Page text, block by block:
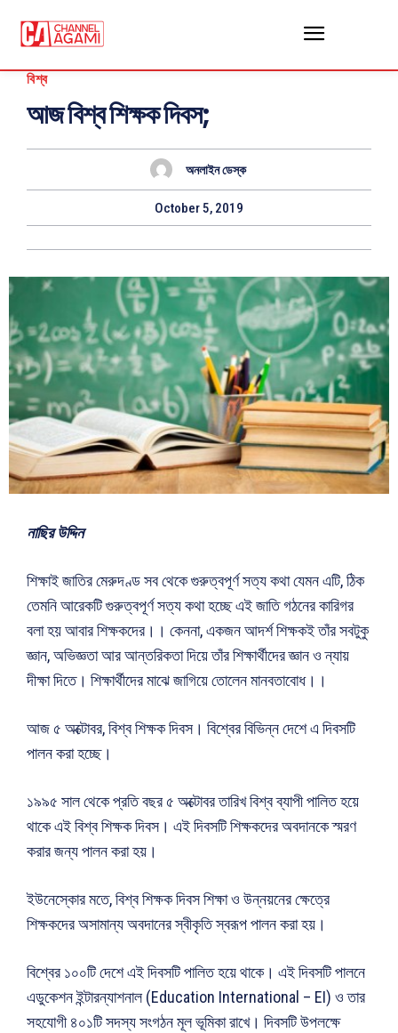
বিশ্ব
আজ বিশ্ব শিক্ষক দিবস;
অনলাইন ডেস্ক
October 5, 2019
নাছির উদ্দিন
শিক্ষাই জাতির মেরুদণ্ড সব থেকে গুরুত্বপূর্ণ সত্য কথা যেমন এটি, ঠিক
তেমনি আরেকটি গুরুত্বপূর্ণ সত্য কথা হচ্ছে এই জাতি গঠনের কারিগর
বলা হয় আবার শিক্ষকদের।। কেননা, একজন আদর্শ শিক্ষকই তাঁর সবটুকু
জ্ঞান, অভিজ্ঞতা আর আন্তরিকতা দিয়ে তাঁর শিক্ষার্থীদের জ্ঞান ও ন্যায়
দীক্ষা দিতে। শিক্ষার্থীদের মাঝে জাগিয়ে তোলেন মানবতাবোধ।।
আজ ৫ অক্টোবর, বিশ্ব শিক্ষক দিবস। বিশ্বের বিভিন্ন দেশে এ দিবসটি
পালন করা হচ্ছে।
১৯৯৫ সাল থেকে প্রতি বছর ৫ অক্টোবর তারিখ বিশ্ব ব্যাপী পালিত হয়ে
থাকে এই বিশ্ব শিক্ষক দিবস। এই দিবসটি শিক্ষকদের অবদানকে স্মরণ
করার জন্য পালন করা হয়।
ইউনেস্কোর মতে, বিশ্ব শিক্ষক দিবস শিক্ষা ও উন্নয়নের ক্ষেত্রে
শিক্ষকদের অসামান্য অবদানের স্বীকৃতি স্বরূপ পালন করা হয়।
বিশ্বের ১০০টি দেশে এই দিবসটি পালিত হয়ে থাকে। এই দিবসটি পালনে
এডুকেশন ইন্টারন্যাশনাল (Education International – EI) ও তার
সহযোগী ৪০১টি সদস্য সংগঠন মূল ভূমিকা রাখে। দিবসটি উপলক্ষে